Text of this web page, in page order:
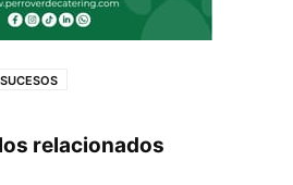
SUCESOS
relacionados